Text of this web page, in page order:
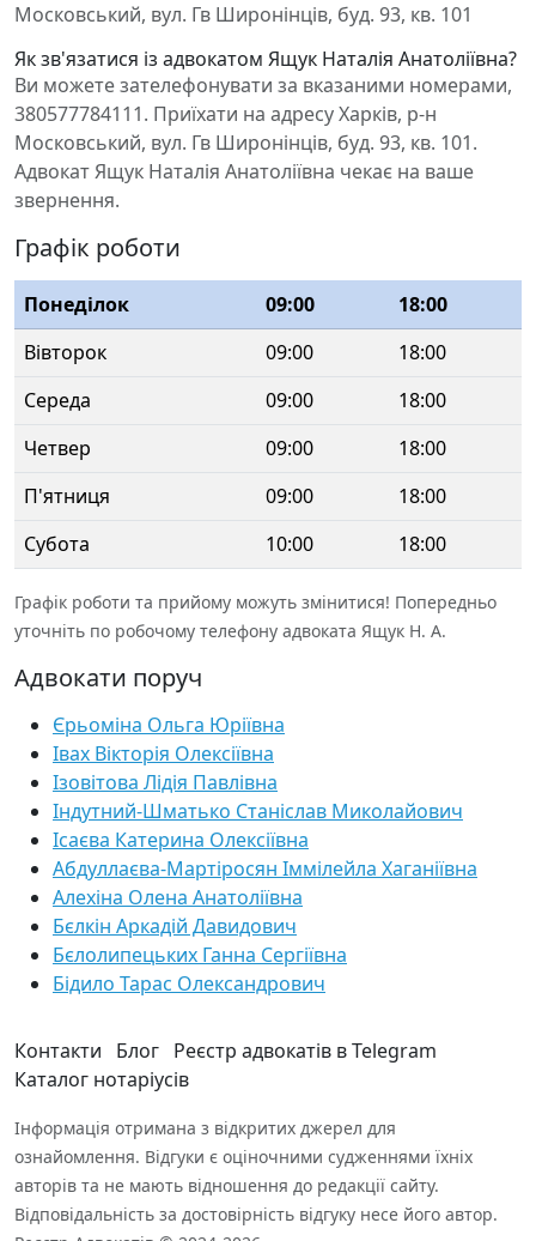
Московський, вул. Гв Широнінців, буд. 93, кв. 101
Як зв'язатися із адвокатом Ящук Наталія Анатоліївна?
Ви можете зателефонувати за вказаними номерами,
380577784111. Приїхати на адресу Харків, р-н
Московський, вул. Гв Широнінців, буд. 93, кв. 101.
Адвокат Ящук Наталія Анатоліївна чекає на ваше
звернення.
Графік роботи
Понеділок 09:00
18:00
Вівторок
09:00
18:00
Середа
09:00
18:00
Четвер
09:00
18:00
П'ятниця
09:00
18:00
Субота
10:00 18:00
Графік роботи та прийому можуть змінитися! Попередньо
уточніть по робочому телефону адвоката Ящук Н. А.
Адвокати поруч
Єрьоміна Ольга Юріївна
Івах Вікторія Олексіївна
Ізовітова Лідія Павлівна
Індутний-Шматько Станіслав Миколайович
Ісаєва Катерина Олексіївна
Абдуллаєва-Мартіросян Іммілейла Хаганіївна
Алехіна Олена Анатоліївна
Бєлкін Аркадій Давидович
Бєлолипецьких Ганна Сергіївна
Бідило Тарас Олександрович
Контакти Блог Реєстр адвокатів в Telegram
Каталог нотаріусів
Інформація отримана з відкритих джерел для
ознайомлення. Відгуки є оціночними судженнями їхніх
авторів та не мають відношення до редакції сайту.
Відповідальність за достовірність відгуку несе його автор.